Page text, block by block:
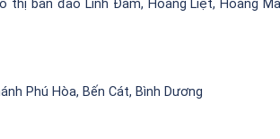
thị bán đảo Linh Đàm, Hoàng Liệt, Hoàng
Phú Hòa, Bến Cát, Bình Dương